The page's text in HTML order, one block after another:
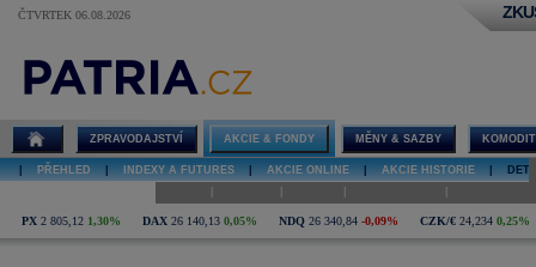
ČTVRTEK 06.08.2026
/LSHS 75
ZPRAVODAJSTVÍ AKCIE & FONDY MĚNY & SAZBY
PŘEHLED INDEXY A FUTURES AKCIE ONLINE AKCIE HISTORIE
PX 2 805,12 1,30% DAX 26 140,13 0,05% NDQ 26 340,84 -0,09% CZK/€ 24,234 0,25%